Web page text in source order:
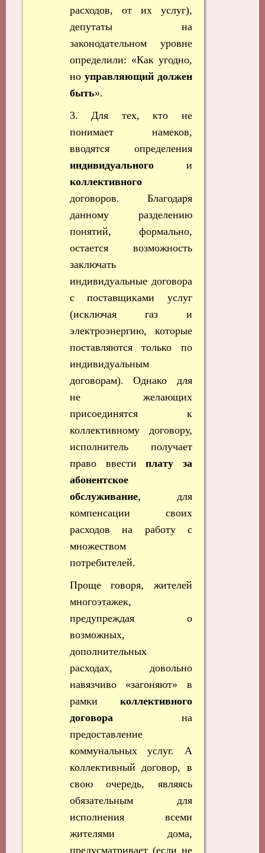
расходов, от их услуг),
депутаты на
законодательном уровне
определили: «Как угодно,
но управляющий должен
быть».
3. Для тех, кто не
понимает намеков,
вводятся определения
индивидуального и
коллективного
договоров. Благодаря
данному разделению
понятий, формально,
остается возможность
заключать
индивидуальные договора
с поставщиками услуг
(исключая газ и
электроэнергию, которые
поставляются только по
индивидуальным
договорам). Однако для
не желающих
присоединятся к
коллективному договору,
исполнитель получает
право ввестиплату за
абонентское
обслуживание, для
компенсации своих
расходов на работу с
множеством
потребителей.
Проще говоря, жителей
многоэтажек,
предупреждая о
возможных,
дополнительных
расходах, довольно
навязчиво «загоняют» в
рамки коллективного
договора на
предоставление
коммунальных услуг. А
коллективный договор, в
свою очередь, являясь
обязательным для
исполнения всеми
жителями дома,
предусматривает (если не